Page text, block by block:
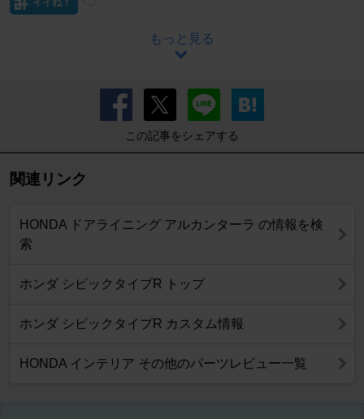
イイね！
もっと見る
この記事をシェアする
関連リンク
HONDA ドアライニング アルカンターラ の情報を検
索
ホンダ シビックタイプR トップ
ホンダ シビックタイプR カスタム情報
HONDA インテリア その他のパーツレビュー一覧